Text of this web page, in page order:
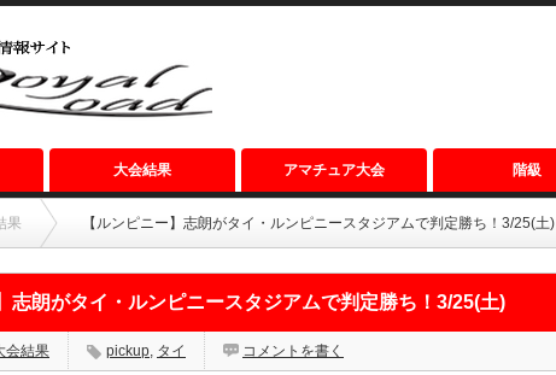
大会結果 アマチュア大会 階級
果 【ルンピニー】志朗がタイ・ルンピニースタジアムで判定勝ち！3/25(土)
志朗がタイ・ルンピニースタジアムで判定勝ち！3/25(土)
会結果 pickup, タイ コメントを書く